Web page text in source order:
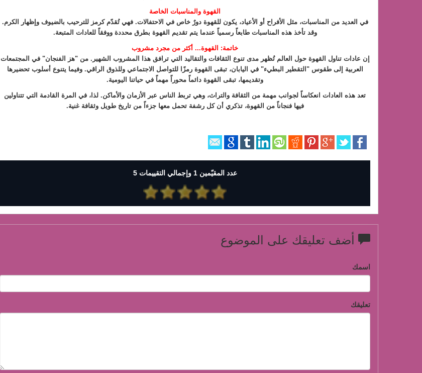
القهوة والمناسبات الخاصة
في العديد من المناسبات، مثل الأفراح أو الأعياد، يكون للقهوة دورٌ خاص في الاحتفالات. فهي تُقدّم كرمز للترحيب بالضيوف وإظهار الكرم.
وقد تأخذ هذه المناسبات طابعاً رسمياً عندما يتم تقديم القهوة بطرق محددة ووفقاً للعادات المتبعة.
خاتمة: القهوة... أكثر من مجرد مشروب
إن عادات تناول القهوة حول العالم تُظهر مدى تنوع الثقافات والتقاليد التي ترافق هذا المشروب الشهير. من "هز الفنجان" في المجتمعات
العربية إلى طقوس "التقطير البطيء" في اليابان، تبقى القهوة رمزًا للتواصل الاجتماعي وللذوق الراقي. وفيما يتنوع أسلوب تحضيرها
وتقديمها، تبقى القهوة دائماً محوراً مهماً في حياتنا اليومية.
تعد هذه العادات انعكاساً لجوانب مهمة من الثقافة والتراث، وهي تربط الناس عبر الأزمان والأماكن. لذا، في المرة القادمة التي تتناولين
فيها فنجاناً من القهوة، تذكري أن كل رشفة تحمل معها جزءاً من تاريخ طويل وثقافة غنية.
عدد المقيّمين 1 وإجمالي التقييمات 5
أضف تعليقك على الموضوع
اسمك
تعليقك